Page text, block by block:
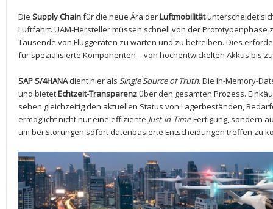
Die Supply Chainfür die neue Ära derLuftmobilitätunterscheidet
Luftfahrt. UAM-Hersteller müssen schnell von der Prototypenphase
Tausende von Fluggeräten zu warten und zu betreiben. Dies
für spezialisierte Komponenten – von hochentwickelten Akkus bis
SAP S/4HANAdient hier als Single Source of Truth. Die In-Memory-
und bietetEchtzeit-Transparenzüber den gesamten Prozess.
sehen gleichzeitig den aktuellen Status von Lagerbeständen,
ermöglicht nicht nur eine effiziente Just-in-Time-Fertigung, sondern
um bei Störungen sofort datenbasierte Entscheidungen treffen zu